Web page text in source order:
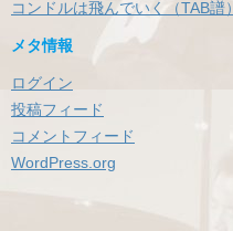
コンドルは飛んでいく（TAB譜）
メタ情報
ログイン
投稿フィード
コメントフィード
WordPress.org